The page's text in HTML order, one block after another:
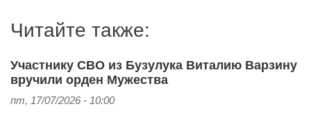
Читайте также:
Участнику СВО из Бузулука Виталию Варзину
вручили орден Мужества
пт, 17/07/2026 - 10:00